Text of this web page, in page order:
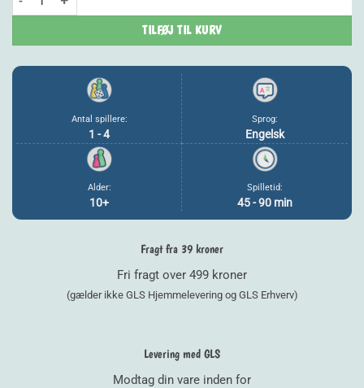
TILFØJ TIL KURV
Antal spillere:
1 - 4
Sprog:
Engelsk
Alder:
10+
Spilletid:
45 - 90 min
Fragt fra 39 kroner
Fri fragt over 499 kroner
(gælder ikke GLS Hjemmelevering og GLS Erhverv)
Levering med GLS
Modtag din vare inden for